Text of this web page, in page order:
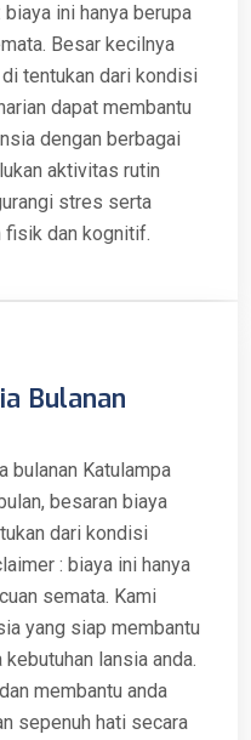
ini hanya berupa
Besar kecilnya
tentukan dari kondisi
dapat membantu
dengan berbagai
aktivitas rutin
stres serta
fisik dan kognitif.
Bulanan
bulanan Katulampa
besaran biaya
dari kondisi
: biaya ini hanya
semata. Kami
yang siap membantu
lansia anda.
membantu anda
sepenuh hati secara